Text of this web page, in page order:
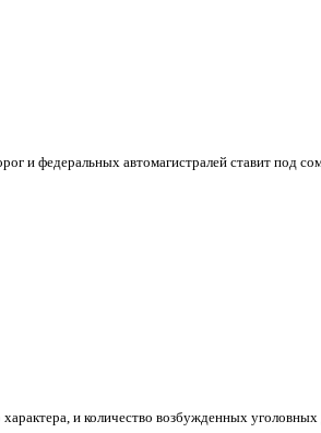
и федеральных автомагистралей ставит под
и количество возбужденных уголовных